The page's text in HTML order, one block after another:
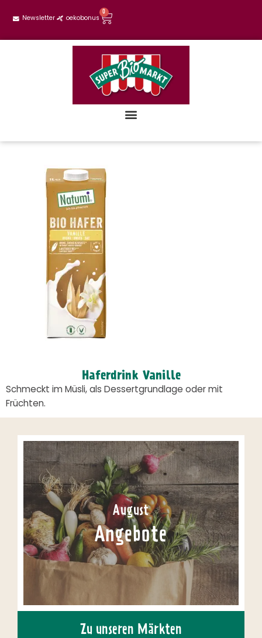
Newsletter oekobonus
0
Haferdrink Vanille
Schmeckt im Müsli, als Dessertgrundlage oder mit
Früchten.
August
Angebote
Zu unseren Märkten